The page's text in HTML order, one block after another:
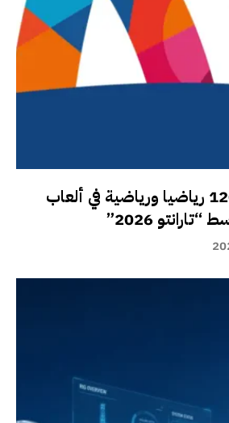
المغرب يشارك بـ 120 رياضيا ورياضية في ألعاب
2026”